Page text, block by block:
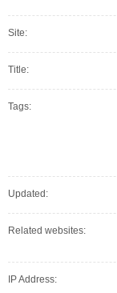
Site:
Title:
Tags:
Updated:
Related websites:
IP Address: